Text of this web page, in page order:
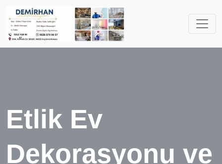
Etlik Ev
Dekorasyonu ve